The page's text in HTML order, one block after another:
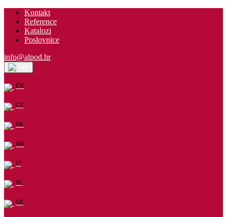
Kontakt
Reference
Katalozi
Poslovnice
info@alpod.hr
EN
CZ
SK
HR
IT
SL
SR